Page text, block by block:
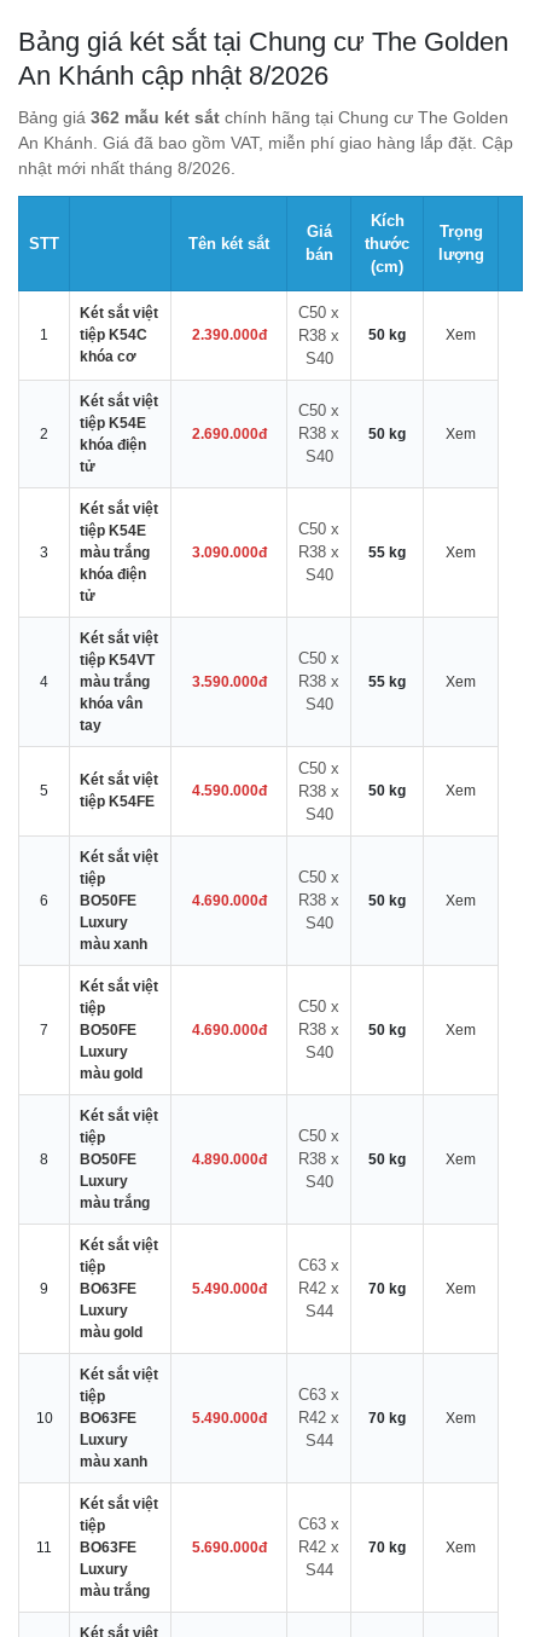
Bảng giá két sắt tại Chung cư The Golden
An Khánh cập nhật 8/2026
Bảng giá 362 mẫu két sắt chính hãng tại Chung cư The Golden
An Khánh. Giá đã bao gồm VAT, miễn phí giao hàng lắp đặt. Cập
nhật mới nhất tháng 8/2026.
STT Tên két sắt
Giá
bán
Kích
thước
(cm)
Trọng
lượng
1
Két sắt việt
tiệp K54C
khóa cơ
2.390.000đ
C50 x
R38 x
S40
50 kg Xem
2
Két sắt việt
tiệp K54E
khóa điện
tử
2.690.000đ
C50 x
R38 x
S40
50 kg Xem
3
Két sắt việt
tiệp K54E
màu trắng
khóa điện
tử
3.090.000đ
C50 x
R38 x
S40
55 kg Xem
4
Két sắt việt
tiệp K54VT
màu trắng
khóa vân
tay
3.590.000đ
C50 x
R38 x
S40
55 kg Xem
5
Két sắt việt
tiệp K54FE
4.590.000đ
C50 x
R38 x
S40
50 kg Xem
6
Két sắt việt
tiệp
BO50FE
Luxury
màu xanh
4.690.000đ
C50 x
R38 x
S40
50 kg Xem
7
Két sắt việt
tiệp
BO50FE
Luxury
màu gold
4.690.000đ
C50 x
R38 x
S40
50 kg Xem
8
Két sắt việt
tiệp
BO50FE
Luxury
màu trắng
4.890.000đ
C50 x
R38 x
S40
50 kg Xem
9
Két sắt việt
tiệp
BO63FE
Luxury
màu gold
5.490.000đ
C63 x
R42 x
S44
70 kg Xem
10
Két sắt việt
tiệp
BO63FE
Luxury
màu xanh
5.490.000đ
C63 x
R42 x
S44
70 kg Xem
11
Két sắt việt
tiệp
BO63FE
Luxury
màu trắng
5.690.000đ
C63 x
R42 x
S44
70 kg Xem
Két sắt việt